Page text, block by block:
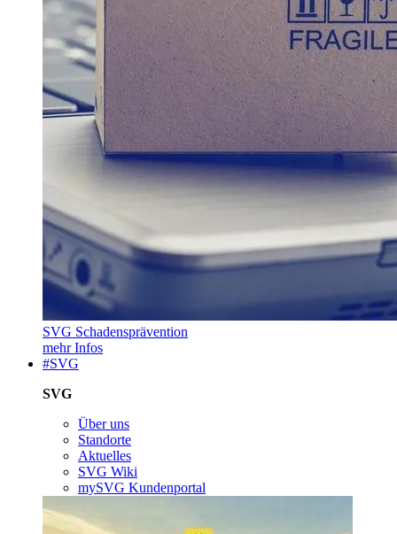
SVG Schadensprävention
mehr Infos
#SVG
SVG
Über uns
Standorte
Aktuelles
SVG Wiki
mySVG Kundenportal